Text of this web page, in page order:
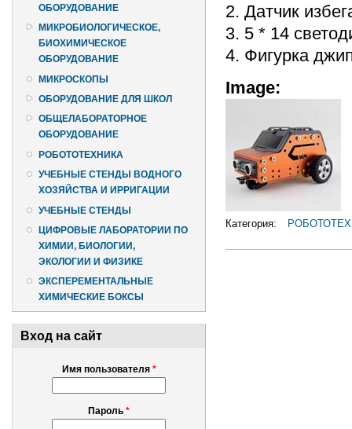
ОБОРУДОВАНИЕ
МИКРОБИОЛОГИЧЕСКОЕ,
БИОХИМИЧЕСКОЕ
ОБОРУДОВАНИЕ
МИКРОСКОПЫ
ОБОРУДОВАНИЕ ДЛЯ ШКОЛ
ОБЩЕЛАБОРАТОРНОЕ
ОБОРУДОВАНИЕ
РОБОТОТЕХНИКА
УЧЕБНЫЕ СТЕНДЫ ВОДНОГО
ХОЗЯЙСТВА И ИРРИГАЦИИ
УЧЕБНЫЕ СТЕНДЫ
ЦИФРОВЫЕ ЛАБОРАТОРИИ ПО
ХИМИИ, БИОЛОГИИ,
ЭКОЛОГИИ И ФИЗИКЕ
ЭКСПЕРЕМЕНТАЛЬНЫЕ
ХИМИЧЕСКИЕ БОКСЫ
Вход на сайт
Имя пользователя *
Пароль *
2. Датчик
3. 5 * 14
4. Фигурка
Image:
Категория: